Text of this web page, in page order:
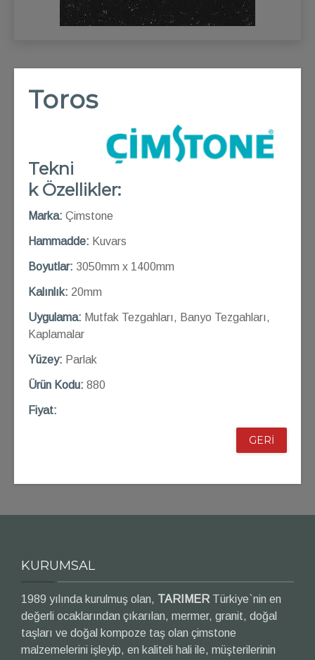
Toros
Tekni
k Özellikler:
Marka: Çimstone
Hammadde: Kuvars
Boyutlar: 3050mm x 1400mm
Kalınlık: 20mm
Uygulama: Mutfak Tezgahları, Banyo Tezgahları,
Kaplamalar
Yüzey: Parlak
Ürün Kodu: 880
Fiyat:
GERİ
KURUMSAL
1989 yılında kurulmuş olan, TARIMER Türkiye`nin en
değerli ocaklarından çıkarılan, mermer, granit, doğal
taşları ve doğal kompoze taş olan çimstone
malzemelerini işleyip, en kaliteli hali ile, müşterilerinin